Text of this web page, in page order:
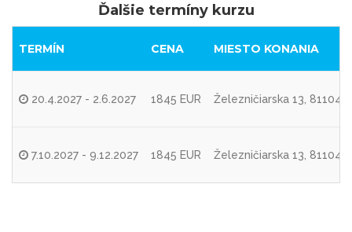
Ďalšie termíny kurzu
TERMÍN CENA MIESTO KONANIA
20.4.2027 - 2.6.2027 1845 EUR Železničiarska 13, 81104
7.10.2027 - 9.12.2027 1845 EUR Železničiarska 13, 81104